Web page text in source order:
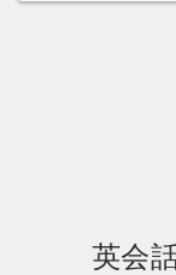
英会